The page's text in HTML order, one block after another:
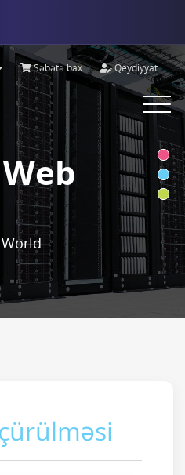
Səbətə bax Qeydiyyat
Toggle